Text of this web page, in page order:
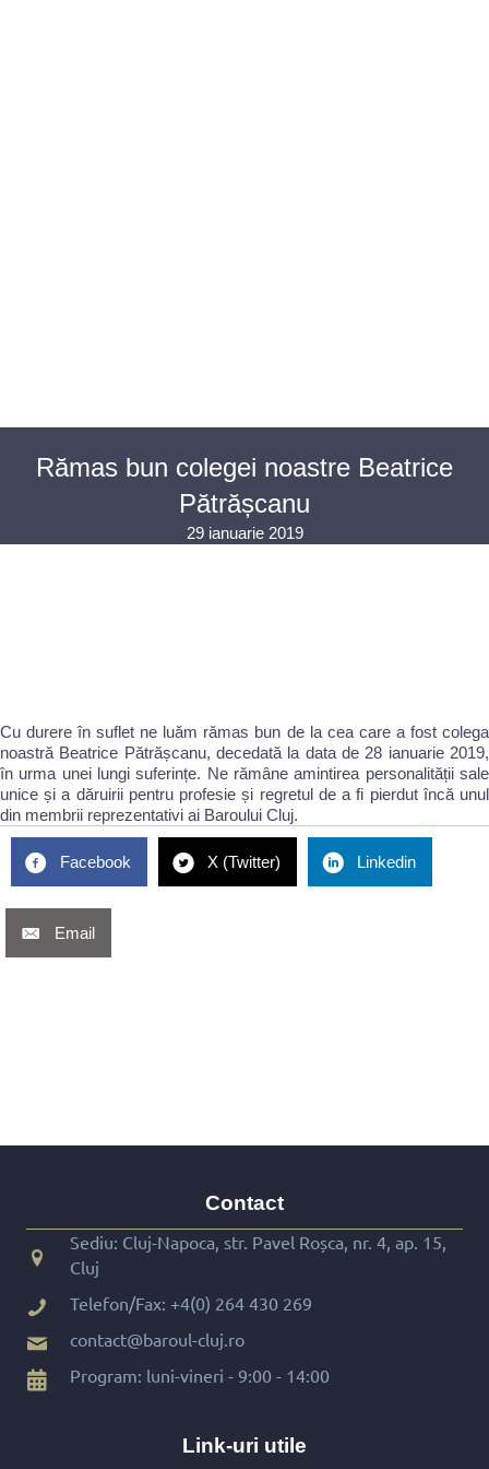
Rămas bun colegei noastre Beatrice
Pătrășcanu
29 ianuarie 2019
Cu durere în suflet ne luăm rămas bun de la cea care a fost colega
noastră Beatrice Pătrășcanu, decedată la data de 28 ianuarie 2019,
în urma unei lungi suferințe. Ne rămâne amintirea personalității sale
unice și a dăruirii pentru profesie și regretul de a fi pierdut încă unul
din membrii reprezentativi ai Baroului Cluj.
Facebook X (Twitter) Linkedin
Email
Contact
Sediu: Cluj-Napoca, str. Pavel Roșca, nr. 4, ap. 15,
Cluj
Telefon/Fax: +4(0) 264 430 269
contact@baroul-cluj.ro
Program: luni-vineri - 9:00 - 14:00
Link-uri utile